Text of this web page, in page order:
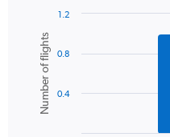
axis
displaying
values.
Range:
chart
with
bars.
The
Chart
graphic.
Number of flights 0.4
0.8
1.2